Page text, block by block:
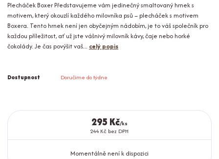
Plecháček Boxer Představujeme vám jedinečný smaltovaný hrnek s
motivem, který okouzlí každého milovníka psů – plecháček s motivem
Boxera. Tento hrnek není jen obyčejným nádobím, je to váš společník pro
každou příležitost, ať už jste vášnivý milovník kávy, čaje nebo horké
čokolády. Je čas povýšit vaš... celý popis
Dostupnost Doručíme do týdne
295 Kč/ks
244 Kč bez DPH
Momentálně není k dispozici